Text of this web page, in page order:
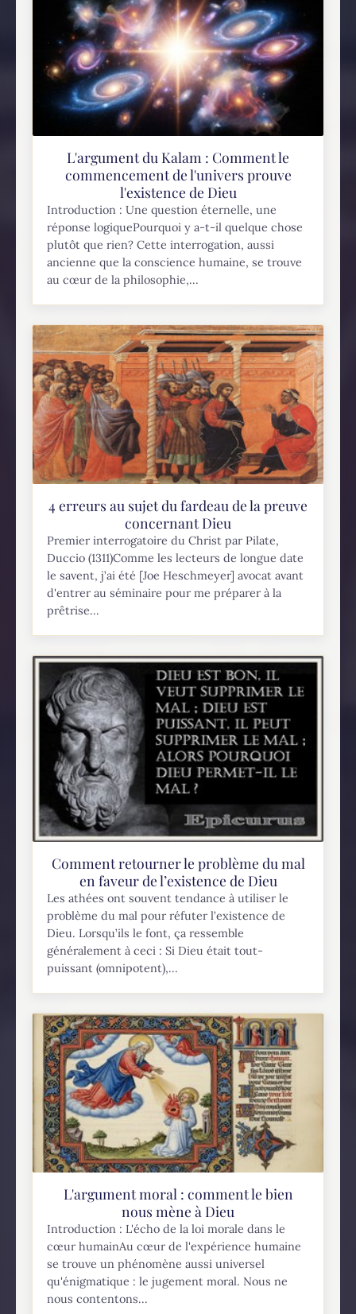
L'argument du Kalam : Comment le
commencement de l'univers prouve
l'existence de Dieu
Introduction : Une question éternelle, une
réponse logiquePourquoi y a-t-il quelque chose
plutôt que rien? Cette interrogation, aussi
ancienne que la conscience humaine, se trouve
au cœur de la philosophie,...
4 erreurs au sujet du fardeau de la preuve
concernant Dieu
Premier interrogatoire du Christ par Pilate,
Duccio (1311)Comme les lecteurs de longue date
le savent, j’ai été [Joe Heschmeyer] avocat avant
d'entrer au séminaire pour me préparer à la
prêtrise...
Comment retourner le problème du mal
en faveur de l’existence de Dieu
Les athées ont souvent tendance à utiliser le
problème du mal pour réfuter l’existence de
Dieu. Lorsqu’ils le font, ça ressemble
généralement à ceci : Si Dieu était tout-
puissant (omnipotent),...
L'argument moral : comment le bien
nous mène à Dieu
Introduction : L'écho de la loi morale dans le
cœur humainAu cœur de l'expérience humaine
se trouve un phénomène aussi universel
qu'énigmatique : le jugement moral. Nous ne
nous contentons...